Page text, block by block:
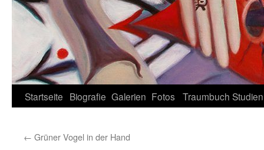
Zum
springen
Startseite Biografie Galerien Fotos Traumbuch Studien
← Grüner Vogel in der Hand